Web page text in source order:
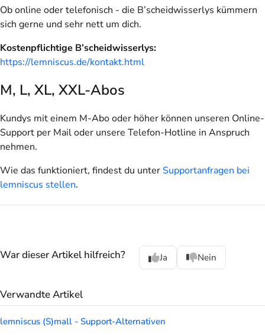
Ob online oder telefonisch - die B’scheidwisserlys kümmern
sich gerne und sehr nett um dich.
Kostenpflichtige B’scheidwisserlys:
https://lemniscus.de/kontakt.html
M, L, XL, XXL-Abos
Kundys mit einem M-Abo oder höher können unseren Online-
Support per Mail oder unsere Telefon-Hotline in Anspruch
nehmen.
Wie das funktioniert, findest du unter Supportanfragen bei
lemniscus stellen.
War dieser Artikel hilfreich? Ja Nein
Verwandte Artikel
lemniscus (S)mall - Support-Alternativen